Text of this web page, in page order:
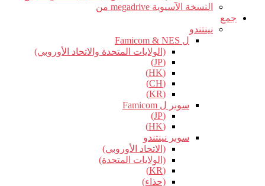
النسخة الآسيوية megadrive من
جمع
نينتندو
ل Famicom & NES
(الولايات المتحدة والاتحاد الأوروبي)
(JP)
(HK)
(CH)
(KR)
سوبر ل Famicom
(JP)
(HK)
سوبر نينتندو
(الاتحاد الأوروبي)
(الولايات المتحدة)
(KR)
(حذاء)